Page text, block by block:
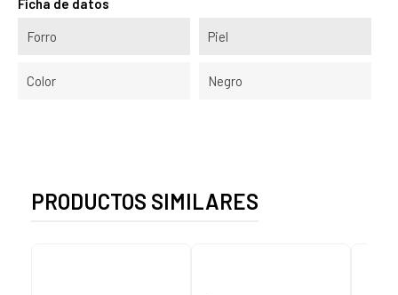
Ficha de datos
Forro Piel
Color Negro
PRODUCTOS SIMILARES